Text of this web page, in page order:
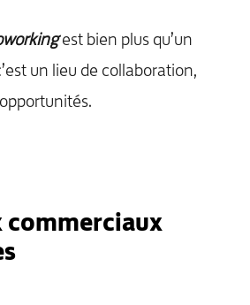
est bien plus qu’un
un lieu de collaboration,
commerciaux